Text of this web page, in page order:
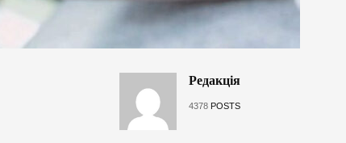
Редакція
4378 POSTS